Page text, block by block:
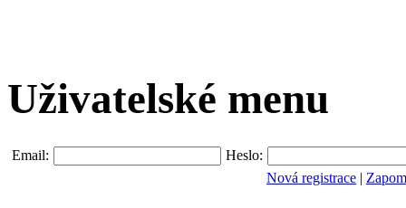
Uživatelské menu
Email:
Heslo:
Nová registrace |